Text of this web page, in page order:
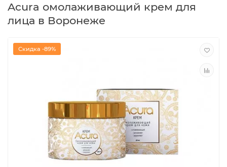
Acura омолаживающий крем для
лица в Воронеже
Скидка -89%